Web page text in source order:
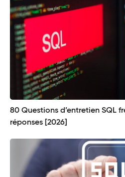
80 Questions d’entretien SQL
réponses [2026]